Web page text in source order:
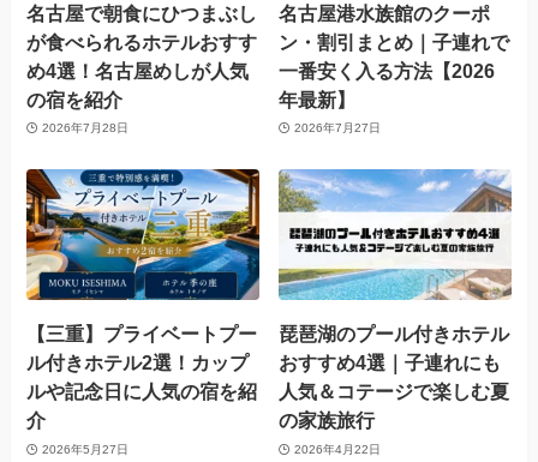
名古屋で朝食にひつまぶし
が食べられるホテルおすす
め4選！名古屋めしが人気
の宿を紹介
2026年7月28日
名古屋港水族館のクーポ
ン・割引まとめ｜子連れで
一番安く入る方法【2026
年最新】
2026年7月27日
【三重】プライベートプー
ル付きホテル2選！カップ
ルや記念日に人気の宿を紹
介
2026年5月27日
琵琶湖のプール付きホテル
おすすめ4選｜子連れにも
人気＆コテージで楽しむ夏
の家族旅行
2026年4月22日